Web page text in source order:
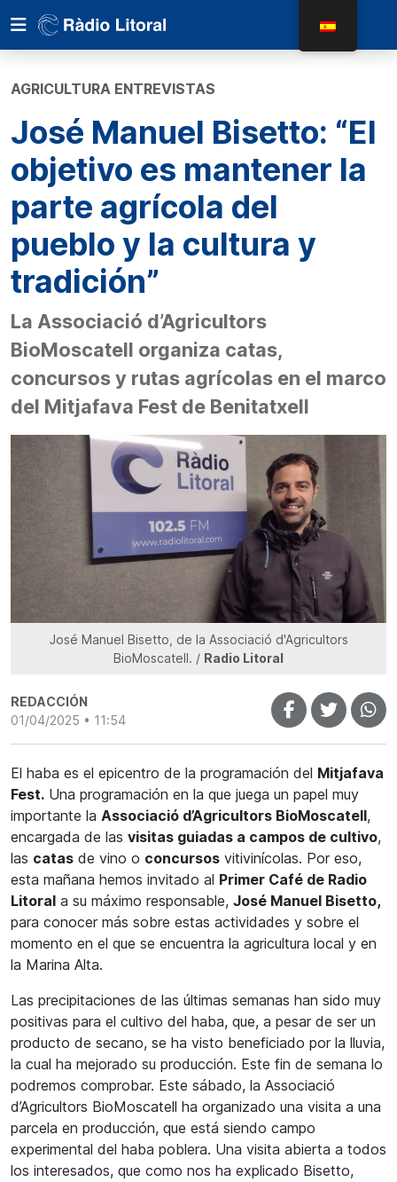
AGRICULTURA ENTREVISTAS
José Manuel Bisetto: “El
objetivo es mantener la
parte agrícola del
pueblo y la cultura y
tradición”
La Associació d’Agricultors
BioMoscatell organiza catas,
concursos y rutas agrícolas en el marco
del Mitjafava Fest de Benitatxell
José Manuel Bisetto, de la Associació d'Agricultors
BioMoscatell. / Radio Litoral
REDACCIÓN
01/04/2025 • 11:54
El haba es el epicentro de la programación del Mitjafava
Fest. Una programación en la que juega un papel muy
importante la Associació d’Agricultors BioMoscatell,
encargada de las visitas guiadas a campos de cultivo,
las catas de vino o concursos vitivinícolas. Por eso,
esta mañana hemos invitado al Primer Café de Radio
Litoral a su máximo responsable, José Manuel Bisetto,
para conocer más sobre estas actividades y sobre el
momento en el que se encuentra la agricultura local y en
la Marina Alta.
Las precipitaciones de las últimas semanas han sido muy
positivas para el cultivo del haba, que, a pesar de ser un
producto de secano, se ha visto beneficiado por la lluvia,
la cual ha mejorado su producción. Este fin de semana lo
podremos comprobar. Este sábado, la Associació
d’Agricultors BioMoscatell ha organizado una visita a una
parcela en producción, que está siendo campo
experimental del haba poblera. Una visita abierta a todos
los interesados, que como nos ha explicado Bisetto,